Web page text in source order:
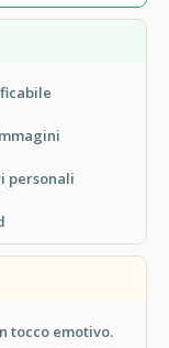
personali
tocco emotivo.